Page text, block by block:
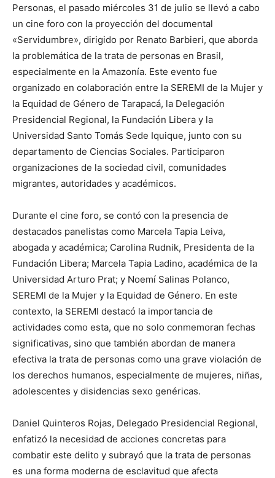
Personas, el pasado miércoles 31 de julio se llevó a cabo
un cine foro con la proyección del documental
«Servidumbre», dirigido por Renato Barbieri, que aborda
la problemática de la trata de personas en Brasil,
especialmente en la Amazonía. Este evento fue
organizado en colaboración entre la SEREMI de la Mujer y
la Equidad de Género de Tarapacá, la Delegación
Presidencial Regional, la Fundación Libera y la
Universidad Santo Tomás Sede Iquique, junto con su
departamento de Ciencias Sociales. Participaron
organizaciones de la sociedad civil, comunidades
migrantes, autoridades y académicos.
Durante el cine foro, se contó con la presencia de
destacados panelistas como Marcela Tapia Leiva,
abogada y académica; Carolina Rudnik, Presidenta de la
Fundación Libera; Marcela Tapia Ladino, académica de la
Universidad Arturo Prat; y Noemí Salinas Polanco,
SEREMI de la Mujer y la Equidad de Género. En este
contexto, la SEREMI destacó la importancia de
actividades como esta, que no solo conmemoran fechas
significativas, sino que también abordan de manera
efectiva la trata de personas como una grave violación de
los derechos humanos, especialmente de mujeres, niñas,
adolescentes y disidencias sexo genéricas.
Daniel Quinteros Rojas, Delegado Presidencial Regional,
enfatizó la necesidad de acciones concretas para
combatir este delito y subrayó que la trata de personas
es una forma moderna de esclavitud que afecta